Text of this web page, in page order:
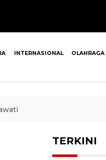
INTERNASIONAL OLAHRAGA
TERKINI